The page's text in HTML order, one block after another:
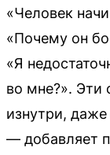
«Человек
«Почему он
«Я
во мне?». Эти
изнутри,
— добавляет